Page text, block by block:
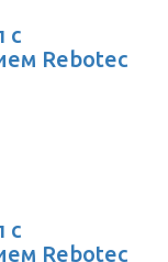
с
Rebotec
с
Rebotec